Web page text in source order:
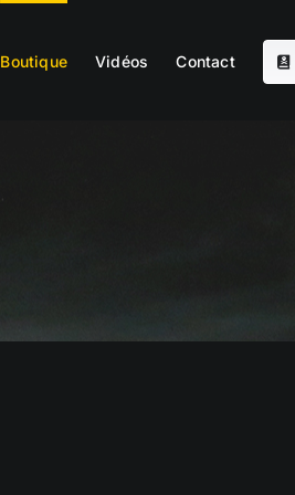
Boutique Vidéos Contact